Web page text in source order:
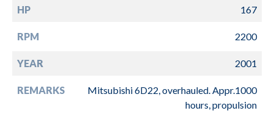
HP 167
RPM 2200
YEAR 2001
REMARKS
Mitsubishi 6D22, overhauled. Appr.1000
hours, propulsion